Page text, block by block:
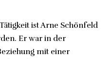
ist Arne Schönfeld
Er war in der
mit einer